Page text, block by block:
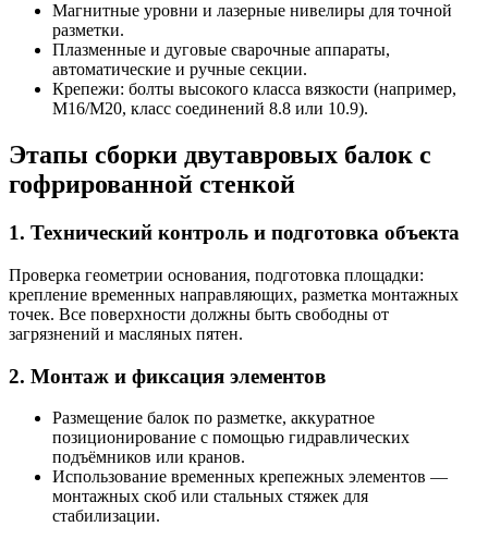
Магнитные уровни и лазерные нивелиры для точной
разметки.
Плазменные и дуговые сварочные аппараты,
автоматические и ручные секции.
Крепежи: болты высокого класса вязкости (например,
М16/M20, класс соединений 8.8 или 10.9).
Этапы сборки двутавровых балок с
гофрированной стенкой
1. Технический контроль и подготовка объекта
Проверка геометрии основания, подготовка площадки:
крепление временных направляющих, разметка монтажных
точек. Все поверхности должны быть свободны от
загрязнений и масляных пятен.
2. Монтаж и фиксация элементов
Размещение балок по разметке, аккуратное
позиционирование с помощью гидравлических
подъёмников или кранов.
Использование временных крепежных элементов —
монтажных скоб или стальных стяжек для
стабилизации.